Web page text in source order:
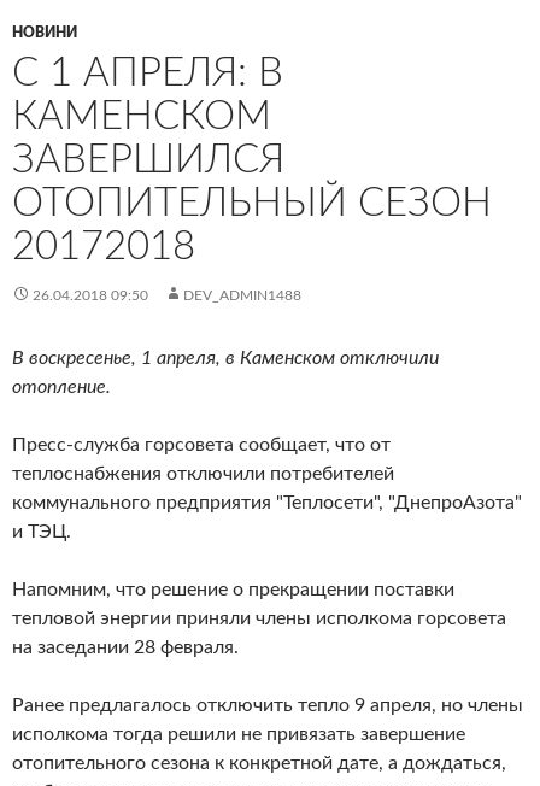
НОВИНИ
С 1 АПРЕЛЯ: В
КАМЕНСКОМ
ЗАВЕРШИЛСЯ
ОТОПИТЕЛЬНЫЙ СЕЗОН
20172018
26.04.2018 09:50 DEV_ADMIN1488
В воскресенье, 1 апреля, в Каменском отключили
отопление.
Пресс-служба горсовета сообщает, что от
теплоснабжения отключили потребителей
коммунального предприятия "Теплосети", "ДнепроАзота"
и ТЭЦ.
Напомним, что решение о прекращении поставки
тепловой энергии приняли члены исполкома горсовета
на заседании 28 февраля.
Ранее предлагалось отключить тепло 9 апреля, но члены
исполкома тогда решили не привязать завершение
отопительного сезона к конкретной дате, а дождаться,